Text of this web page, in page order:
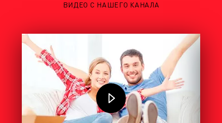
ВИДЕО С НАШЕГО КАНАЛА